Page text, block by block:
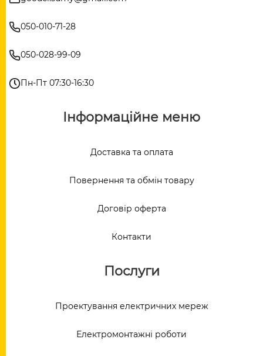
050-010-71-28
050-028-99-09
Пн-Пт 07:30-16:30
Інформаційне меню
Доставка та оплата
Повернення та обмін товару
Договір оферта
Контакти
Послуги
Проектування електричних мереж
Електромонтажні роботи